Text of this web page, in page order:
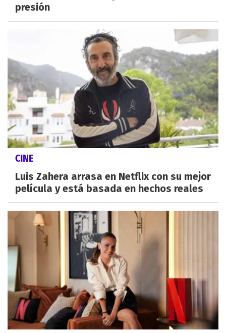
presión
CINE
Luis Zahera arrasa en Netflix con su mejor
película y está basada en hechos reales